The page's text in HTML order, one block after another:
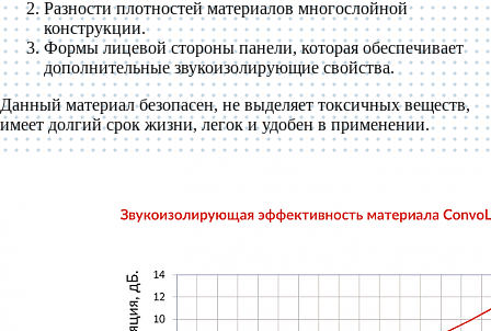
Разности плотностей материалов многослойной
конструкции.
Формы лицевой стороны панели, которая обеспечивает
дополнительные звукоизолирующие свойства.
Данный материал безопасен, не выделяет токсичных веществ,
имеет долгий срок жизни, легок и удобен в применении.